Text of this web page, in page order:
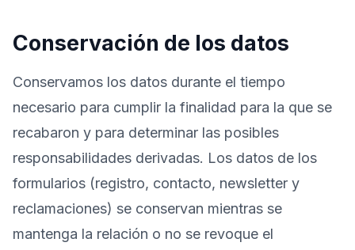
Conservación de los datos
Conservamos los datos durante el tiempo
necesario para cumplir la finalidad para la que se
recabaron y para determinar las posibles
responsabilidades derivadas. Los datos de los
formularios (registro, contacto, newsletter y
reclamaciones) se conservan mientras se
mantenga la relación o no se revoque el